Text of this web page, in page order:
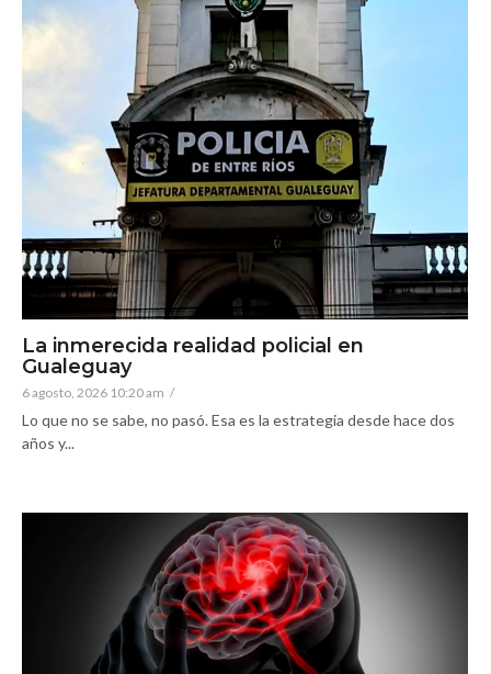
La inmerecida realidad policial en
Gualeguay
6 agosto, 2026 10:20 am /
Lo que no se sabe, no pasó. Esa es la estrategia desde hace dos
años y...